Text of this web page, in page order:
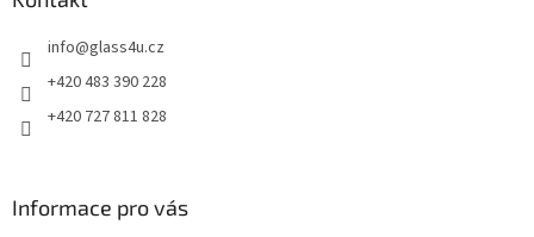
info@glass4u.cz
+420 483 390 228
+420 727 811 828
Informace pro vás